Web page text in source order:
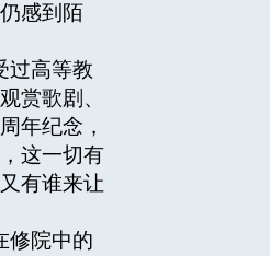
感到陌
过高等教
赏歌剧、
年纪念，
这一切有
有谁来让
修院中的